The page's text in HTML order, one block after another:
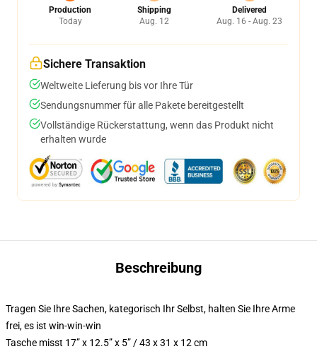
Production
Today
Shipping
Aug. 12
Delivered
Aug. 16 - Aug. 23
Sichere Transaktion
Weltweite Lieferung bis vor Ihre Tür
Sendungsnummer für alle Pakete bereitgestellt
Vollständige Rückerstattung, wenn das Produkt nicht
erhalten wurde
Beschreibung
Tragen Sie Ihre Sachen, kategorisch Ihr Selbst, halten Sie Ihre Arme
frei, es ist win-win-win
Tasche misst 17” x 12.5” x 5” / 43 x 31 x 12 cm